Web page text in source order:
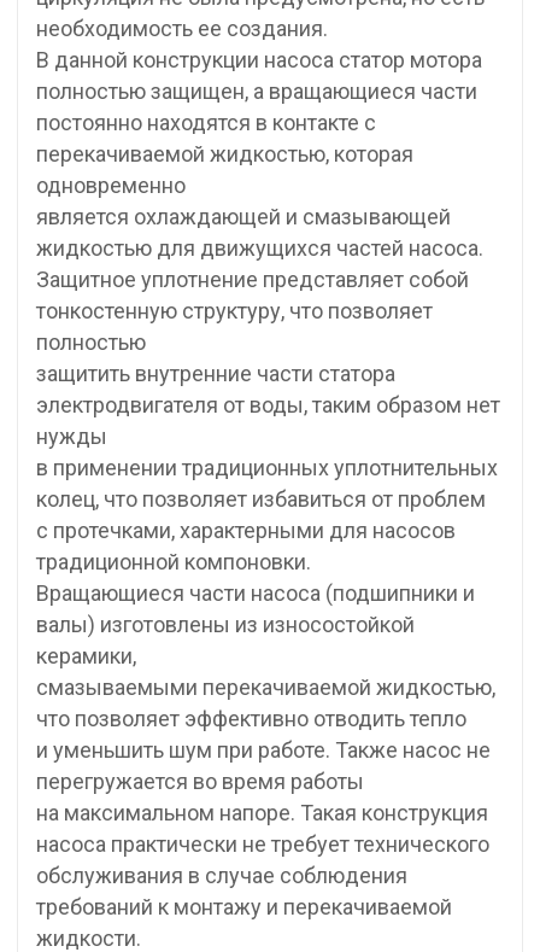
необходимость ее создания.
В данной конструкции насоса статор мотора
полностью защищен, а вращающиеся части
постоянно находятся в контакте с
перекачиваемой жидкостью, которая
одновременно
является охлаждающей и смазывающей
жидкостью для движущихся частей насоса.
Защитное уплотнение представляет собой
тонкостенную структуру, что позволяет
полностью
защитить внутренние части статора
электродвигателя от воды, таким образом нет
нужды
в применении традиционных уплотнительных
колец, что позволяет избавиться от проблем
с протечками, характерными для насосов
традиционной компоновки.
Вращающиеся части насоса (подшипники и
валы) изготовлены из износостойкой
керамики,
смазываемыми перекачиваемой жидкостью,
что позволяет эффективно отводить тепло
и уменьшить шум при работе. Также насос не
перегружается во время работы
на максимальном напоре. Такая конструкция
насоса практически не требует технического
обслуживания в случае соблюдения
требований к монтажу и перекачиваемой
жидкости.